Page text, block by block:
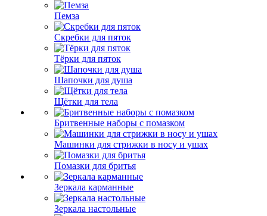
Пемза
Скребки для пяток
Тёрки для пяток
Шапочки для душа
Щётки для тела
Бритвенные наборы с помазком
Машинки для стрижки в носу и ушах
Помазки для бритья
Зеркала карманные
Зеркала настольные